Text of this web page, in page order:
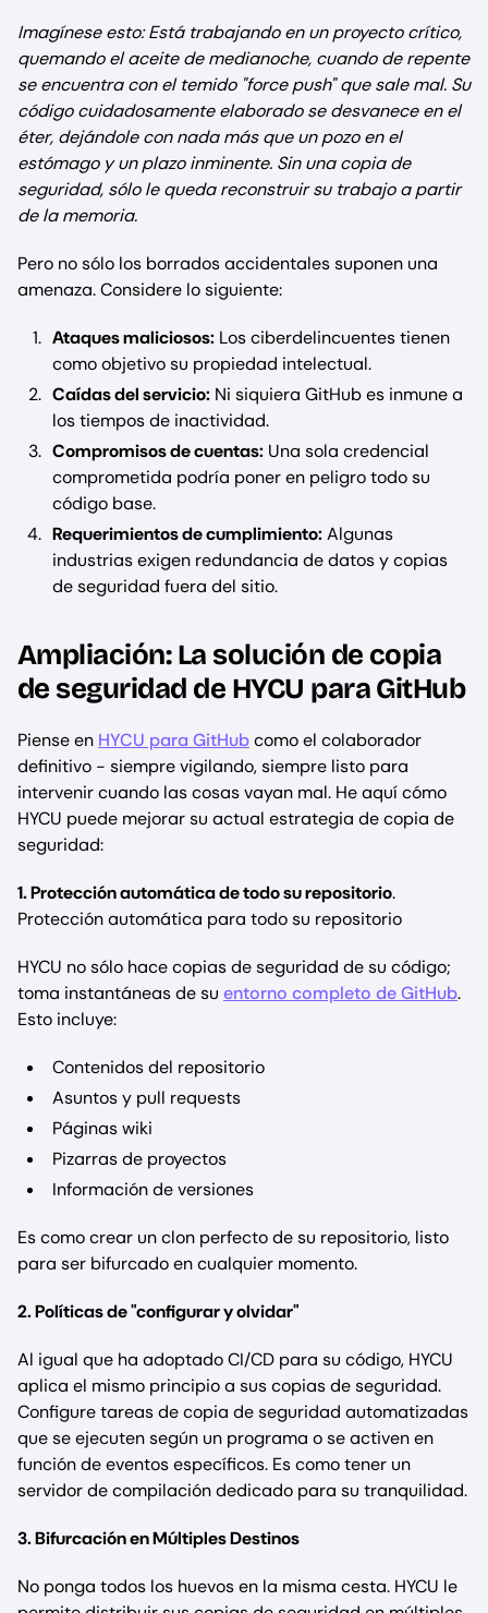
Imagínese esto: Está trabajando en un proyecto crítico,
quemando el aceite de medianoche, cuando de repente
se encuentra con el temido "force push" que sale mal. Su
código cuidadosamente elaborado se desvanece en el
éter, dejándole con nada más que un pozo en el
estómago y un plazo inminente. Sin una copia de
seguridad, sólo le queda reconstruir su trabajo a partir
de la memoria.
Pero no sólo los borrados accidentales suponen una
amenaza. Considere lo siguiente:
Ataques maliciosos: Los ciberdelincuentes tienen
como objetivo su propiedad intelectual.
Caídas del servicio: Ni siquiera GitHub es inmune a
los tiempos de inactividad.
Compromisos de cuentas: Una sola credencial
comprometida podría poner en peligro todo su
código base.
Requerimientos de cumplimiento:Algunas
industrias exigen redundancia de datos y copias
de seguridad fuera del sitio.
Ampliación: La solución de copia
de seguridad de HYCU para GitHub
Piense en HYCU para GitHubcomo el colaborador
definitivo - siempre vigilando, siempre listo para
intervenir cuando las cosas vayan mal. He aquí cómo
HYCU puede mejorar su actual estrategia de copia de
seguridad:
1. Protección automática de todo su repositorio.
Protección automática para todo su repositorio
HYCU no sólo hace copias de seguridad de su código;
toma instantáneas de su entorno completo de GitHub.
Esto incluye:
Contenidos del repositorio
Asuntos y pull requests
Páginas wiki
Pizarras de proyectos
Información de versiones
Es como crear un clon perfecto de su repositorio, listo
para ser bifurcado en cualquier momento.
2. Políticas de "configurar y olvidar"
Al igual que ha adoptado CI/CD para su código, HYCU
aplica el mismo principio a sus copias de seguridad.
Configure tareas de copia de seguridad automatizadas
que se ejecuten según un programa o se activen en
función de eventos específicos. Es como tener un
servidor de compilación dedicado para su tranquilidad.
3. Bifurcación en Múltiples Destinos
No ponga todos los huevos en la misma cesta. HYCU le